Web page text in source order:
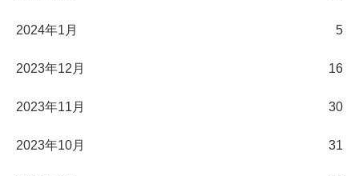
2024年1月 5
2023年12月 16
2023年11月 30
2023年10月 31